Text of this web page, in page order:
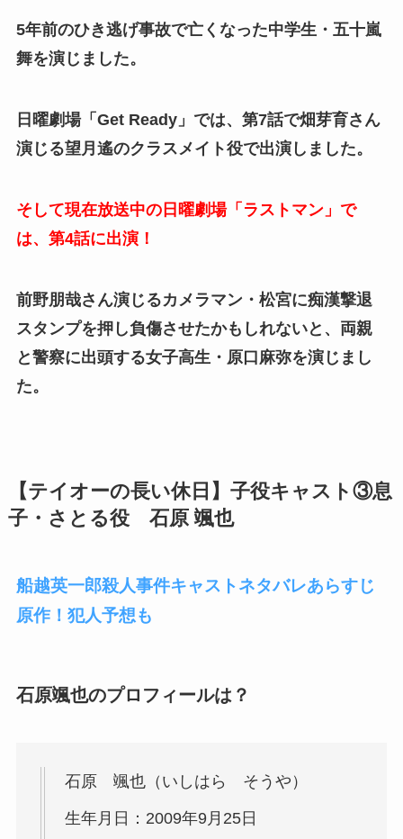
5年前のひき逃げ事故で亡くなった中学生・五十嵐
舞を演じました。
日曜劇場「Get Ready」では、第7話で畑芽育さん
演じる望月遙のクラスメイト役で出演しました。
そして現在放送中の日曜劇場「ラストマン」で
は、第4話に出演！
前野朋哉さん演じるカメラマン・松宮に痴漢撃退
スタンプを押し負傷させたかもしれないと、両親
と警察に出頭する女子高生・原口麻弥を演じまし
た。
【テイオーの長い休日】子役キャスト③息
子・さとる役 石原 颯也
船越英一郎殺人事件キャストネタバレあらすじ
原作！犯人予想も
石原颯也のプロフィールは？
石原 颯也（いしはら そうや）
生年月日：2009年9月25日